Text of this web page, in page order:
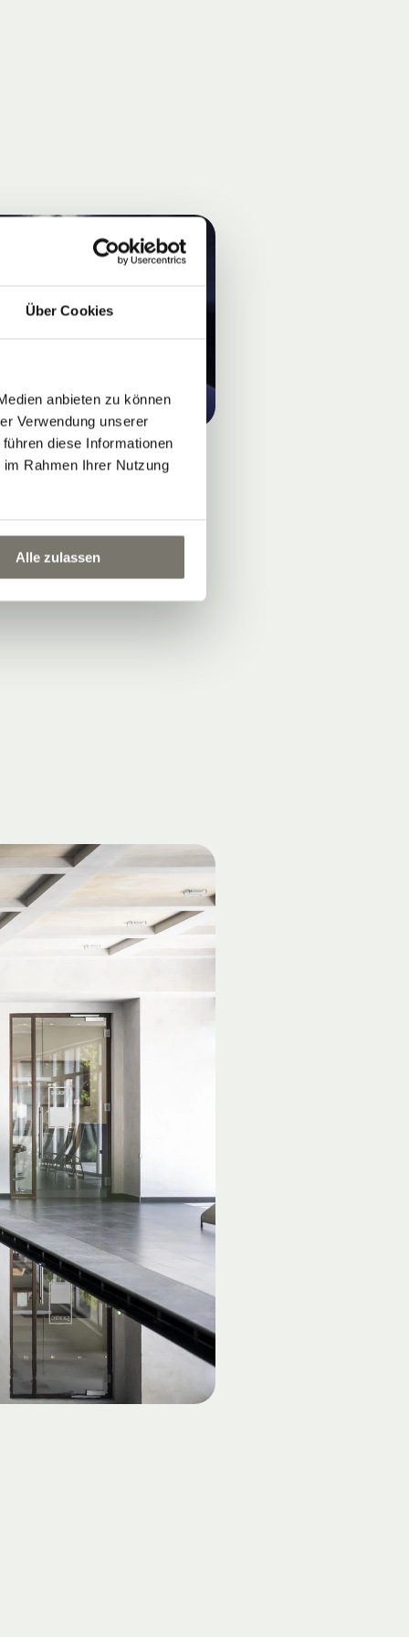
Über Cookies
anbieten zu können
Verwendung unserer
diese Informationen
Rahmen Ihrer Nutzung
Alle zulassen